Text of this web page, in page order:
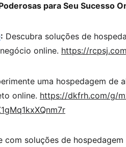
para Seu Sucesso
: Descubra soluções de
online. https://
uma hospedagem de
online. https://dkfrh.com/g/
com soluções de